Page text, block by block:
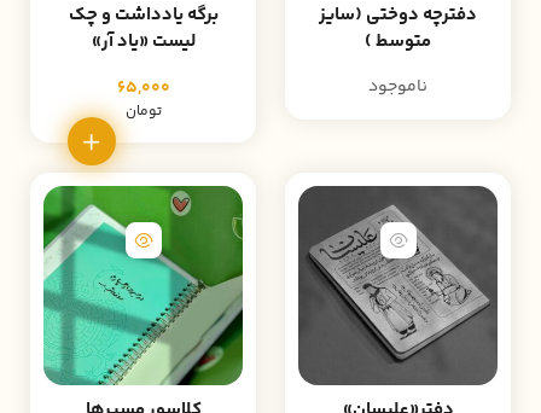
دفترچه دوختی (سایز
متوسط )
ناموجود
برگه یادداشت و چک
لیست «یاد آر»
65,000
تومان